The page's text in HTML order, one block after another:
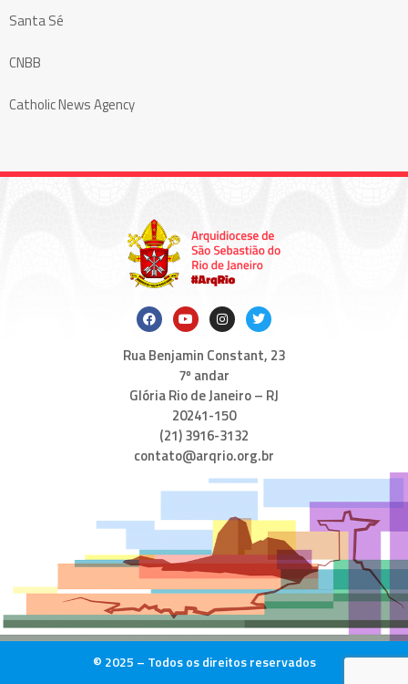
Santa Sé
CNBB
Catholic News Agency
Rua Benjamin Constant, 23
7º andar
Glória Rio de Janeiro – RJ
20241-150
(21) 3916-3132
contato@arqrio.org.br
© 2025 – Todos os direitos reservados